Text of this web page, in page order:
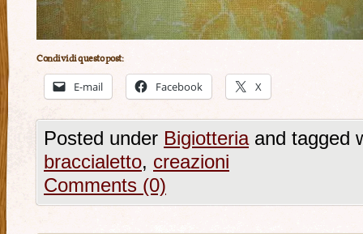
Condividi questo post:
E-mail Facebook X
Posted under Bigiotteriaand tagged
braccialetto, creazioni
Comments (0)